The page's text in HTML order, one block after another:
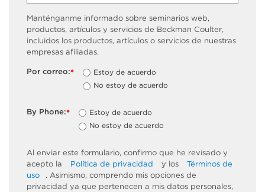
Manténganme informado sobre seminarios web,
productos, artículos y servicios de Beckman Coulter,
incluidos los productos, artículos o servicios de nuestras
empresas afiliadas.
*
Por correo:
Estoy de acuerdo
No estoy de acuerdo
*
By Phone:
Estoy de acuerdo
No estoy de acuerdo
Al enviar este formulario, confirmo que he revisado y
acepto la
Política de privacidad y los
Términos de
uso
. Asimismo, comprendo mis opciones de
privacidad ya que pertenecen a mis datos personales,